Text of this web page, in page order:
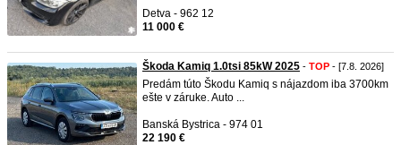
Detva - 962 12
11 000 €
Škoda Kamiq 1.0tsi 85kW 2025 - TOP - [7.8. 2026]
Predám túto Škodu Kamiq s nájazdom iba 3700km
ešte v záruke. Auto ...
Banská Bystrica - 974 01
22 190 €